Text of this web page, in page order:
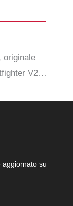
originale
V2…
aggiornato su